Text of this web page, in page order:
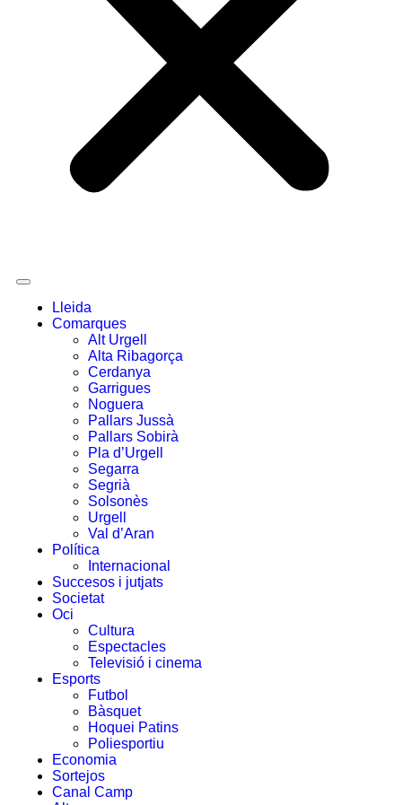
Lleida
Comarques
Alt Urgell
Alta Ribagorça
Cerdanya
Garrigues
Noguera
Pallars Jussà
Pallars Sobirà
Pla d’Urgell
Segarra
Segrià
Solsonès
Urgell
Val d’Aran
Política
Internacional
Succesos i jutjats
Societat
Oci
Cultura
Espectacles
Televisió i cinema
Esports
Futbol
Bàsquet
Hoquei Patins
Poliesportiu
Economia
Sortejos
Canal Camp